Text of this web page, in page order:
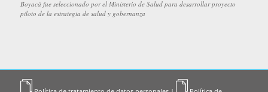
Boyacá fue seleccionado por el Ministerio de Salud para desarrollar proyecto
piloto de la estrategia de salud y gobernanza